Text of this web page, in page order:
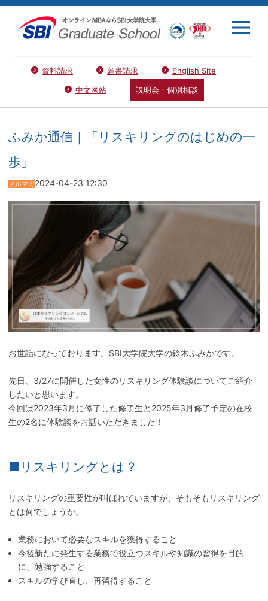
資料請求 願書請求
English Site
中文网站
説明会・個別相談
ふみか通信｜「リスキリングのはじめの一
歩」
メルマガ2024-04-23 12:30
お世話になっております。SBI大学院大学の鈴木ふみかです。
先日、3/27に開催した女性のリスキリング体験談についてご紹介
したいと思います。
今回は2023年3月に修了した修了生と2025年3月修了予定の在校
生の2名に体験談をお話いただきました！
■リスキリングとは？
リスキリングの重要性が叫ばれていますが、そもそもリスキリング
とは何でしょうか。
業務において必要なスキルを獲得すること
今後新たに発生する業務で役立つスキルや知識の習得を目的
に、勉強すること
スキルの学び直し、再習得すること